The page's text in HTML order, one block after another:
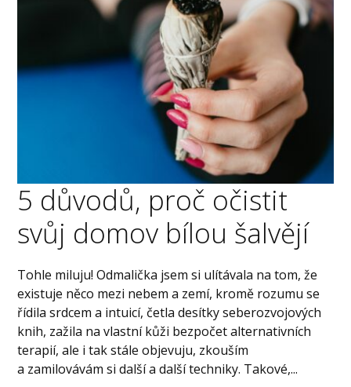
5 důvodů, proč očistit
svůj domov bílou šalvějí
Tohle miluju! Odmalička jsem si ulítávala na tom, že
existuje něco mezi nebem a zemí, kromě rozumu se
řídila srdcem a intuicí, četla desítky seberozvojových
knih, zažila na vlastní kůži bezpočet alternativních
terapií, ale i tak stále objevuju, zkouším
a zamilovávám si další a další techniky. Takové,...